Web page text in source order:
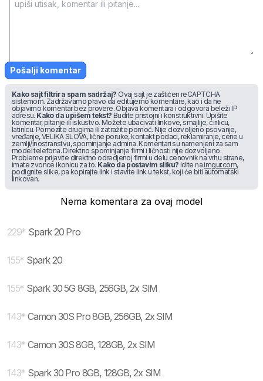
Pošalji komentar
Kako sajt filtrira spam sadržaj? Ovaj sajt je zaštićen reCAPTCHA
sistemom. Zadržavamo pravo da editujemo komentare, kao i da ne
objavimo komentar bez provere. Objava komentara i odgovora beleži IP
adresu. Kako da upišem tekst? Budite pristojni i konstruktivni. Upišite
komentar, pitanje ili iskustvo. Možete ubacivati linkove, smajlije, ćirilicu,
latinicu. Pomozite drugima ili zatražite pomoć. Nije dozvoljeno psovanje,
vređanje, VELIKA SLOVA, lične poruke, kontakt podaci, reklamiranje, cene u
zemlji/inostranstvu, spominjanje admina. Komentari su namenjeni za sam
model telefona. Direktno spominjanje firmi i ličnosti nije dozvoljeno.
Probleme prijavite direktno odredjenoj firmi u delu cenovnik na vrhu strane,
imate zvonce ikonicu za to. Kako da postavim sliku? Idite na imgur.com,
podignite slike, pa kopirajte link i stavite link u tekst, koji će biti automatski
linkovan.
Nema komentara za ovaj model
229* Spark 20 Pro
155* Spark 20
155* Spark 30 5G 8GB, 256GB, 2x SIM
143* Camon 30S Pro 8GB, 256GB, 2x SIM
143* Camon 30S 8GB, 128GB, 2x SIM
143* Spark 30 Pro 8GB, 128GB, 2x SIM